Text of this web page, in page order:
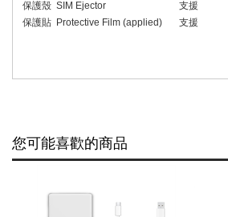
保護殼 SIM Ejector
支援
保護貼 Protective Film (applied) 支援
您可能喜歡的商品